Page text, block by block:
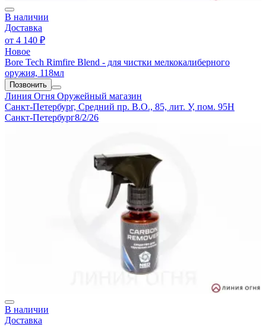
В наличии
Доставка
от 4 140 ₽
Новое
Bore Tech Rimfire Blend - для чистки мелкокалиберного
оружия, 118мл
Позвонить
Линия Огня Оружейный магазин
Санкт-Петербург, Средний пр. В.О., 85, лит. У, пом. 95Н
Санкт-Петербург8/2/26
В наличии
Доставка